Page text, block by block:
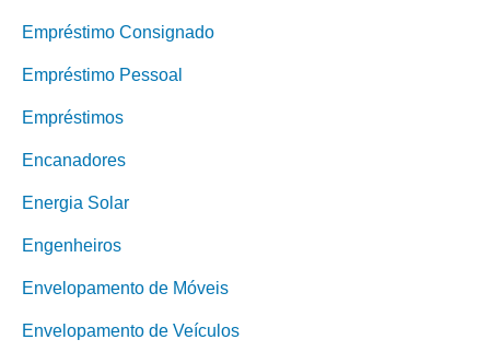
Empréstimo Consignado
Empréstimo Pessoal
Empréstimos
Encanadores
Energia Solar
Engenheiros
Envelopamento de Móveis
Envelopamento de Veículos